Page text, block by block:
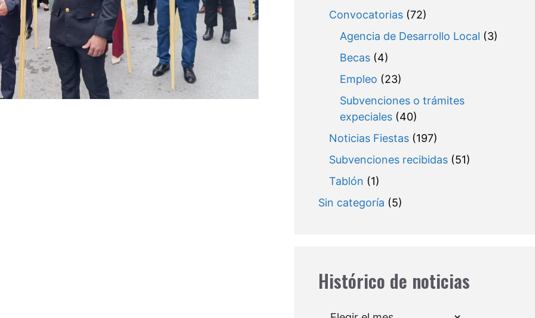
Convocatorias(72)
Agencia de Desarrollo Local (3)
Becas(4)
Empleo (23)
Subvenciones o trámites
expeciales(40)
Noticias Fiestas(197)
Subvenciones recibidas(51)
Tablón (1)
Sin categoría (5)
Histórico de noticias
Archivos